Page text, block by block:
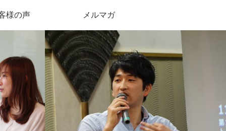
様の声 メルマガ